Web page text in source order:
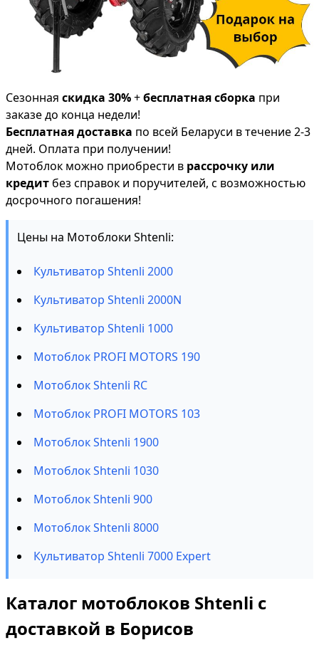
Сезонная скидка 30%+бесплатная сборка при
заказе до конца недели!
Бесплатная доставка по всей Беларуси в течение 2-3
дней. Оплата при получении!
Мотоблок можно приобрести в рассрочку или
кредит без справок и поручителей, с возможностью
досрочного погашения!
Цены на Мотоблоки Shtenli:
Культиватор Shtenli 2000
Культиватор Shtenli 2000N
Культиватор Shtenli 1000
Мотоблок PROFI MOTORS 190
Мотоблок Shtenli RC
Мотоблок PROFI MOTORS 103
Мотоблок Shtenli 1900
Мотоблок Shtenli 1030
Мотоблок Shtenli 900
Мотоблок Shtenli 8000
Культиватор Shtenli 7000 Expert
Каталог мотоблоков Shtenli с
доставкой в Борисов